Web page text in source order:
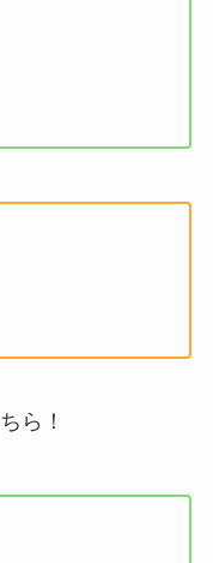
ら！